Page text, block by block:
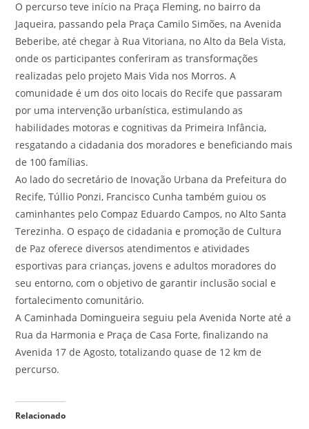
O percurso teve início na Praça Fleming, no bairro da
Jaqueira, passando pela Praça Camilo Simões, na Avenida
Beberibe, até chegar à Rua Vitoriana, no Alto da Bela Vista,
onde os participantes conferiram as transformações
realizadas pelo projeto Mais Vida nos Morros. A
comunidade é um dos oito locais do Recife que passaram
por uma intervenção urbanística, estimulando as
habilidades motoras e cognitivas da Primeira Infância,
resgatando a cidadania dos moradores e beneficiando mais
de 100 famílias.
Ao lado do secretário de Inovação Urbana da Prefeitura do
Recife, Túllio Ponzi, Francisco Cunha também guiou os
caminhantes pelo Compaz Eduardo Campos, no Alto Santa
Terezinha. O espaço de cidadania e promoção de Cultura
de Paz oferece diversos atendimentos e atividades
esportivas para crianças, jovens e adultos moradores do
seu entorno, com o objetivo de garantir inclusão social e
fortalecimento comunitário.
A Caminhada Domingueira seguiu pela Avenida Norte até a
Rua da Harmonia e Praça de Casa Forte, finalizando na
Avenida 17 de Agosto, totalizando quase de 12 km de
percurso.
Relacionado